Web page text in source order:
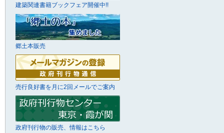
建築関連書籍ブックフェア開催中!!
郷土本販売
売行良好書を月に2回メールでご案内
政府刊行物の販売、情報はこちら